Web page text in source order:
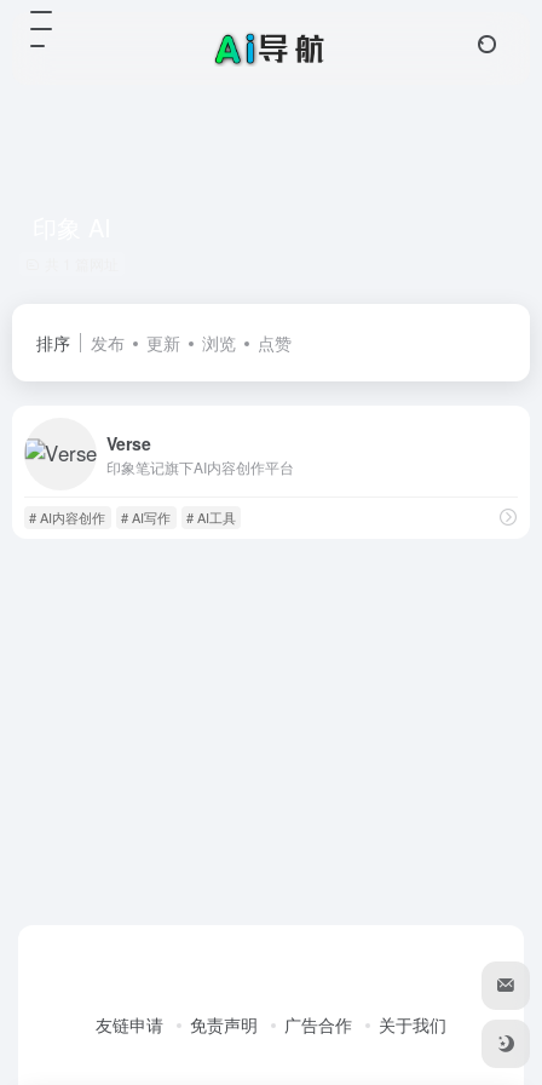
排序 发布 更新 浏览 点赞
Verse
印象笔记旗下AI内容创作平台
# AI内容创作 # AI写作 # AI工具
友链申请 免责声明 广告合作 关于我们